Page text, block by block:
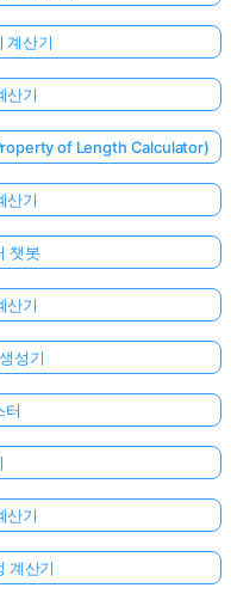
계산기
산기
of Length Calculator)
산기
챗봇
산기
성기
터
산기
계산기